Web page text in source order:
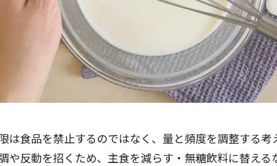
は食品を禁止するのではなく、量と頻度を調整する考
や反動を招くため、主食を減らす・無糖飲料に替える